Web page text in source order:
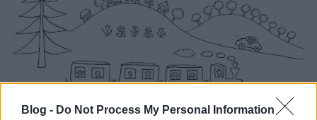
Blog - Do Not Process My Personal Information